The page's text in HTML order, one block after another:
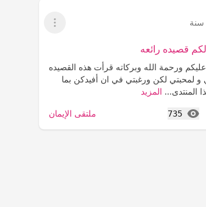
عرض القائمة
قصيده رائعه
ورحمة الله وبركاته قرأت هذه القصيده
لمحبتي لكن ورغبتي في ان أفيدكن بما
المنتدى... المزيد
735
المشاهدات ملتقى الإيمان